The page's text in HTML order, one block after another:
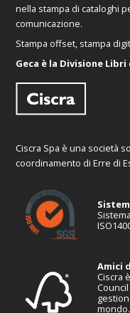
nella stampa di cataloghi
comunicazione.
Stampa offset, stampa
Geca è la Divisione Libri
Ciscra Spa è una società
coordinamento di Erre di
Amici
Ciscra
mondo.